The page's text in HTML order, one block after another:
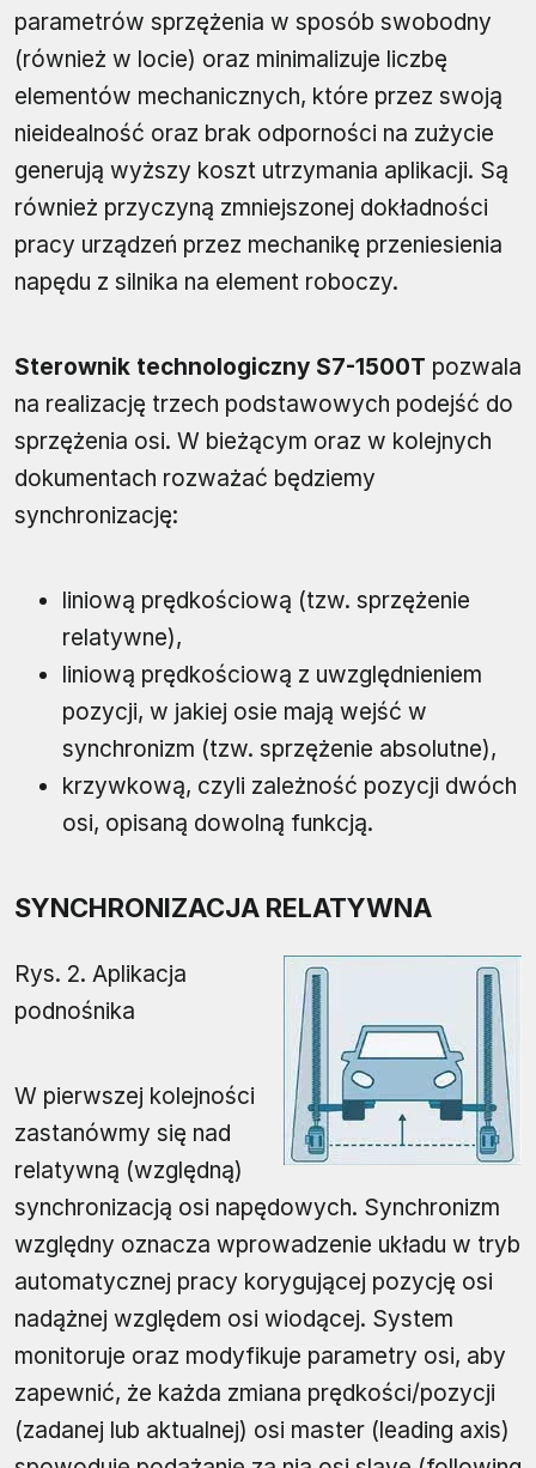
parametrów sprzężenia w sposób swobodny
(również w locie) oraz minimalizuje liczbę
elementów mechanicznych, które przez swoją
nieidealność oraz brak odporności na zużycie
generują wyższy koszt utrzymania aplikacji. Są
również przyczyną zmniejszonej dokładności
pracy urządzeń przez mechanikę przeniesienia
napędu z silnika na element roboczy.
Sterownik technologiczny S7-1500T pozwala
na realizację trzech podstawowych podejść do
sprzężenia osi. W bieżącym oraz w kolejnych
dokumentach rozważać będziemy
synchronizację:
liniową prędkościową (tzw. sprzężenie
relatywne),
liniową prędkościową z uwzględnieniem
pozycji, w jakiej osie mają wejść w
synchronizm (tzw. sprzężenie absolutne),
krzywkową, czyli zależność pozycji dwóch
osi, opisaną dowolną funkcją.
SYNCHRONIZACJA RELATYWNA
Rys. 2. Aplikacja
podnośnika
W pierwszej kolejności
zastanówmy się nad
relatywną (względną)
synchronizacją osi napędowych. Synchronizm
względny oznacza wprowadzenie układu w tryb
automatycznej pracy korygującej pozycję osi
nadążnej względem osi wiodącej. System
monitoruje oraz modyfikuje parametry osi, aby
zapewnić, że każda zmiana prędkości/pozycji
(zadanej lub aktualnej) osi master (leading axis)